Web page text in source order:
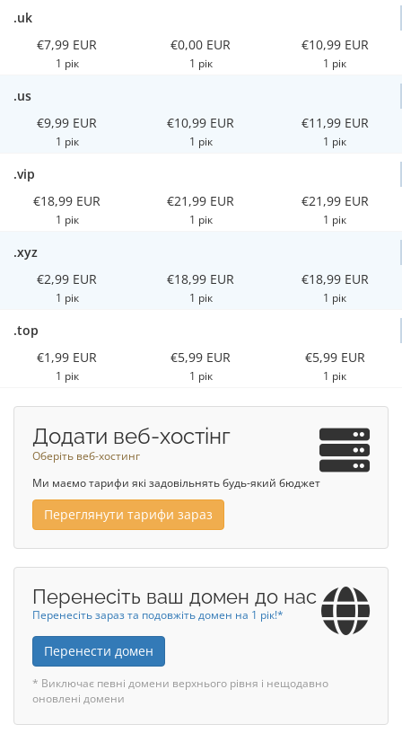
.uk
€7,99 EUR
1 рік
€0,00 EUR
1 рік
€10,99 EUR
1 рік
.us
€9,99 EUR
1 рік
€10,99 EUR
1 рік
€11,99 EUR
1 рік
.vip
€18,99 EUR
1 рік
€21,99 EUR
1 рік
€21,99 EUR
1 рік
.xyz
€2,99 EUR
1 рік
€18,99 EUR
1 рік
€18,99 EUR
1 рік
.top
€1,99 EUR
1 рік
€5,99 EUR
1 рік
€5,99 EUR
1 рік
Додати веб-хостінг
Оберіть веб-хостинг
Ми маємо тарифи які задовільнять будь-який бюджет
Переглянути тарифи зараз
Перенесіть ваш домен до нас
Перенесіть зараз та подовжіть домен на 1 рік!*
Перенести домен
* Виключає певні домени верхнього рівня і нещодавно
оновлені домени